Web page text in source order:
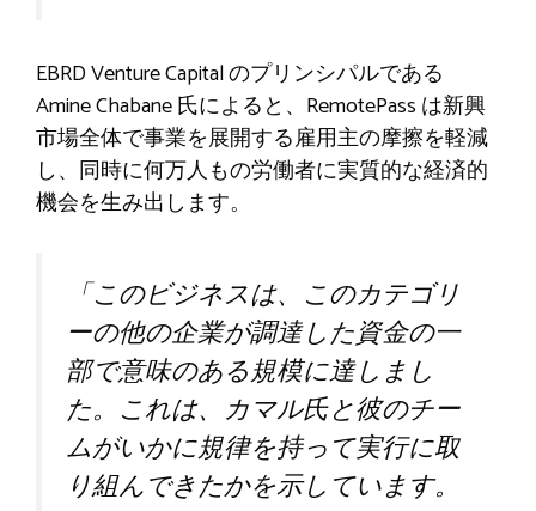
EBRD Venture Capital のプリンシパルである
Amine Chabane 氏によると、RemotePass は新興
市場全体で事業を展開する雇用主の摩擦を軽減
し、同時に何万人もの労働者に実質的な経済的
機会を生み出します。
「このビジネスは、このカテゴリ
ーの他の企業が調達した資金の一
部で意味のある規模に達しまし
た。これは、カマル氏と彼のチー
ムがいかに規律を持って実行に取
り組んできたかを示しています。